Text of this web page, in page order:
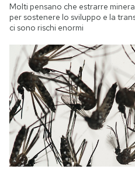
Molti pensano che estrarre
per sostenere lo sviluppo e la
ci sono rischi enormi